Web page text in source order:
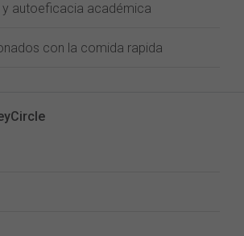
y autoeficacia académica
con la comida rapida